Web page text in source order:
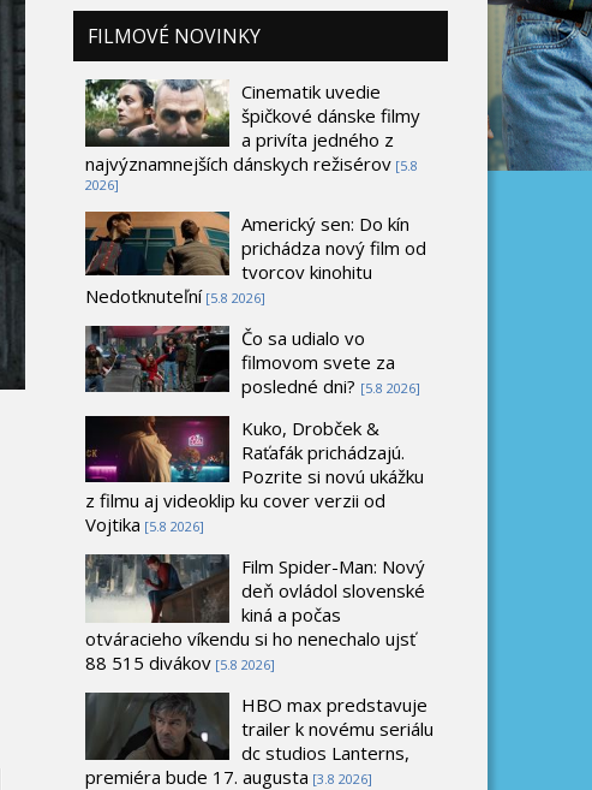
FILMOVÉ NOVINKY
Cinematik uvedie
špičkové dánske filmy
a privíta jedného z
najvýznamnejších dánskych režisérov [5.8
2026]
Americký sen: Do kín
prichádza nový film od
tvorcov kinohitu
Nedotknuteľní [5.8 2026]
Čo sa udialo vo
filmovom svete za
posledné dni? [5.8 2026]
Kuko, Drobček &
Raťafák prichádzajú.
Pozrite si novú ukážku
z filmu aj videoklip ku cover verzii od
Vojtika [5.8 2026]
Film Spider-Man: Nový
deň ovládol slovenské
kiná a počas
otváracieho víkendu si ho nenechalo ujsť
88 515 divákov [5.8 2026]
HBO max predstavuje
trailer k novému seriálu
dc studios Lanterns,
premiéra bude 17. augusta [3.8 2026]